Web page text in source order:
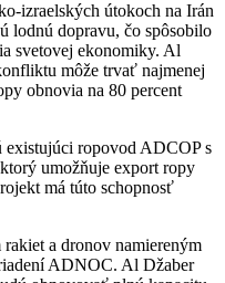
izraelských útokoch na Irán
lodnú dopravu, čo spôsobilo
svetovej ekonomiky. Al
môže trvať najmenej
obnovia na 80 percent
existujúci ropovod ADCOP s
umožňuje export ropy
má túto schopnosť
a dronov namiereným
ADNOC. Al Džaber